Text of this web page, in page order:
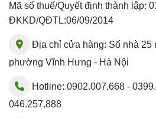
Mã số thuế/Quyết định thành lập:
ĐKKD/QĐTL:06/09/2014
Địa chỉ cửa hàng: Số nhà 25
phường Vĩnh Hưng - Hà Nội
Hotline: 0902.007.668 -
046.257.888